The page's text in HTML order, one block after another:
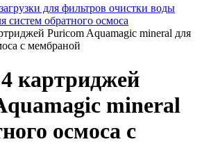
для фильтров очистки воды
систем обратного осмоса
Puricom Aquamagic mineral для
с мембраной
картриджей
mineral
осмоса с